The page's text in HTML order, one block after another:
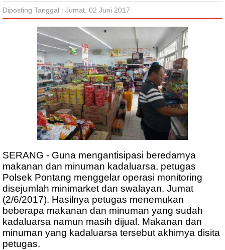
Diposting Tanggal : Jumat, 02 Juni 2017
SERANG - Guna mengantisipasi beredarnya
makanan dan minuman kadaluarsa, petugas
Polsek Pontang menggelar operasi monitoring
disejumlah minimarket dan swalayan, Jumat
(2/6/2017). Hasilnya petugas menemukan
beberapa makanan dan minuman yang sudah
kadaluarsa namun masih dijual. Makanan dan
minuman yang kadaluarsa tersebut akhirnya disita
petugas.